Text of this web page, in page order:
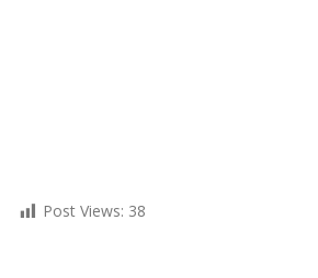
Post Views: 38